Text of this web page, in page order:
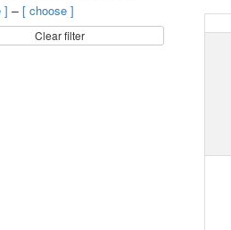
] – [ choose ]
Clear filter